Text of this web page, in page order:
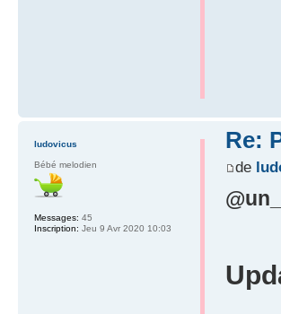
Re:
de
ludovicus
Bébé melodien
Messages: 45
Inscription: Jeu 9 Avr 2020 10:03